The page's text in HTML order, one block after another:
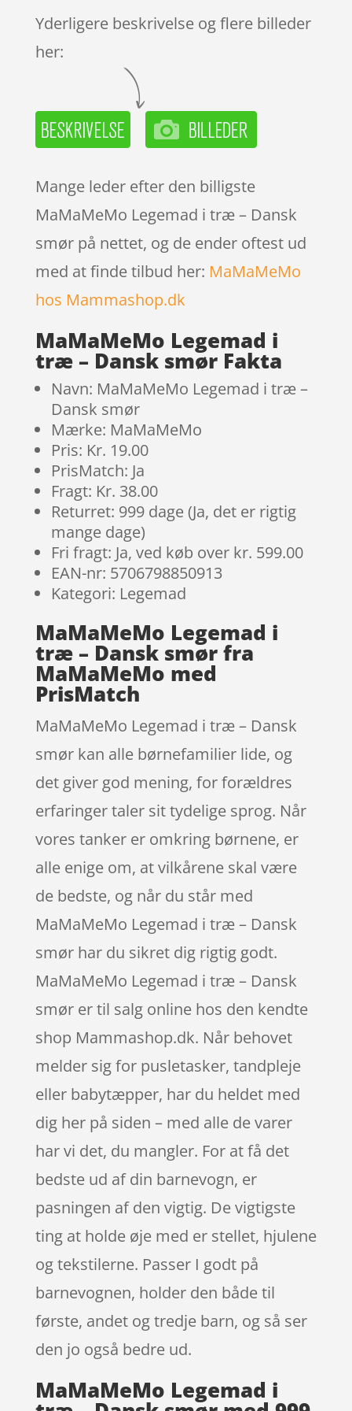
mmelser
Yderligere beskrivelse og flere billeder
her:
Mange leder efter den billigste
MaMaMeMo Legemad i træ – Dansk
smør på nettet, og de ender oftest ud
med at finde tilbud her: MaMaMeMo
hos Mammashop.dk
MaMaMeMo Legemad i
træ – Dansk smør Fakta
Navn: MaMaMeMo Legemad i træ –
Dansk smør
Mærke: MaMaMeMo
Pris: Kr. 19.00
PrisMatch: Ja
Fragt: Kr. 38.00
Returret: 999 dage (Ja, det er rigtig
mange dage)
Fri fragt: Ja, ved køb over kr. 599.00
EAN-nr: 5706798850913
Kategori: Legemad
MaMaMeMo Legemad i
træ – Dansk smør fra
MaMaMeMo med
PrisMatch
MaMaMeMo Legemad i træ – Dansk
smør kan alle børnefamilier lide, og
det giver god mening, for forældres
erfaringer taler sit tydelige sprog. Når
vores tanker er omkring børnene, er
alle enige om, at vilkårene skal være
de bedste, og når du står med
MaMaMeMo Legemad i træ – Dansk
smør har du sikret dig rigtig godt.
MaMaMeMo Legemad i træ – Dansk
smør er til salg online hos den kendte
shop Mammashop.dk. Når behovet
melder sig for pusletasker, tandpleje
eller babytæpper, har du heldet med
dig her på siden – med alle de varer
har vi det, du mangler. For at få det
bedste ud af din barnevogn, er
pasningen af den vigtig. De vigtigste
ting at holde øje med er stellet, hjulene
og tekstilerne. Passer I godt på
barnevognen, holder den både til
første, andet og tredje barn, og så ser
den jo også bedre ud.
MaMaMeMo Legemad i